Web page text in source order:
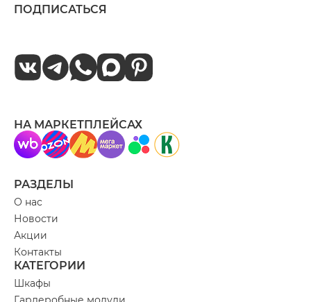
РАЗДЕЛЫ
О нас
Новости
Акции
Контакты
КАТЕГОРИИ
Шкафы
ПОДПИСАТЬСЯ
НА МАРКЕТПЛЕЙСАХ